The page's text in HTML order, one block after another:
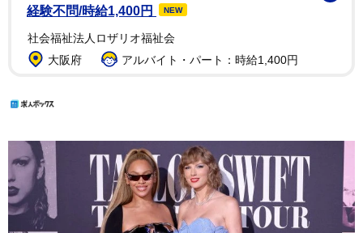
経験不問/時給1,400円
NEW
社会福祉法人ロザリオ福祉会
大阪府
アルバイト・パート：時給1,400円